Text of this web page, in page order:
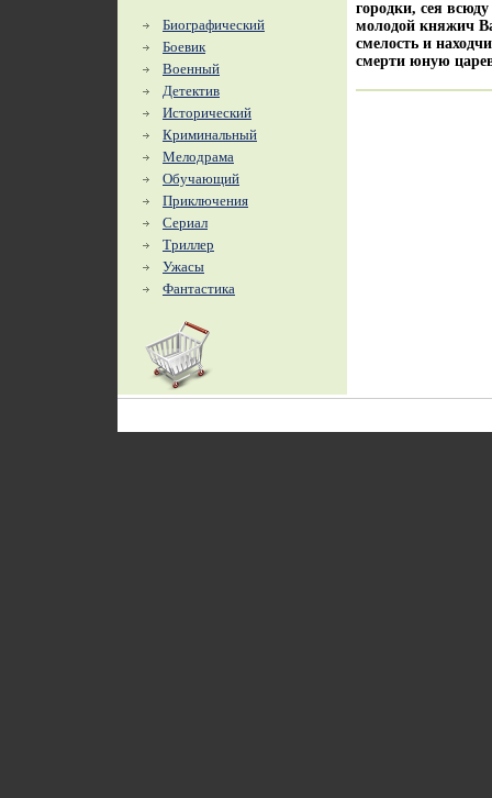
Биографический
Боевик
Военный
Детектив
Исторический
Криминальный
Мелодрама
Обучающий
Приключения
Сериал
Триллер
Ужасы
Фантастика
городки, сея
молодой княжич
смелость и
смерти юную